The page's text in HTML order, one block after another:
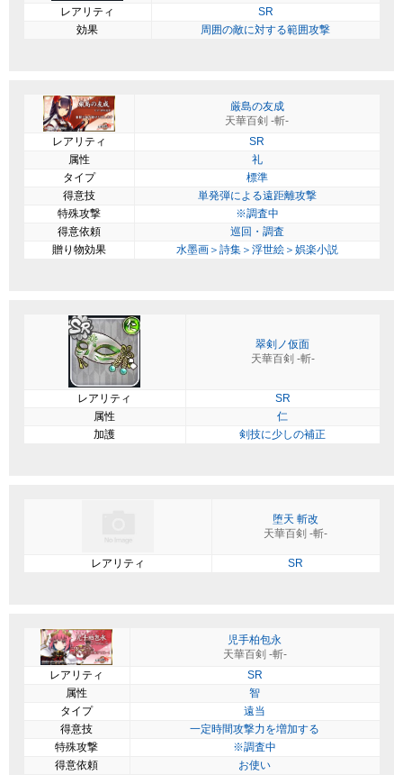
レアリティ
SR
効果
周囲の敵に対する範囲攻撃
厳島の友成
天華百剣 -斬-
レアリティ
SR
属性
礼
タイプ
標準
得意技
単発弾による遠距離攻撃
特殊攻撃
※調査中
得意依頼
巡回・調査
贈り物効果
水墨画＞詩集＞浮世絵＞娯楽小説
翠剣ノ仮面
天華百剣 -斬-
レアリティ
SR
属性
仁
加護
剣技に少しの補正
堕天 斬改
天華百剣 -斬-
レアリティ SR
児手柏包永
天華百剣 -斬-
レアリティ
SR
属性
智
タイプ
遠当
得意技
一定時間攻撃力を増加する
特殊攻撃
※調査中
得意依頼
お使い